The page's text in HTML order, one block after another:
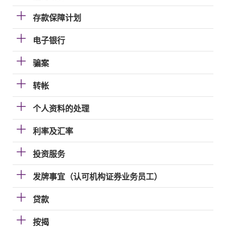
存款保障计划
电子银行
骗案
转帐
个人资料的处理
利率及汇率
投资服务
发牌事宜（认可机构证券业务员工）
贷款
按揭